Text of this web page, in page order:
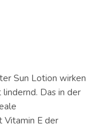
Sun Lotion wirken
Das in der
Vitamin E der